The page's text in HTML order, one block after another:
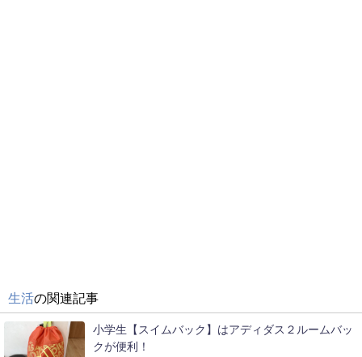
生活の関連記事
小学生【スイムバック】はアディダス２ルームバッ
クが便利！